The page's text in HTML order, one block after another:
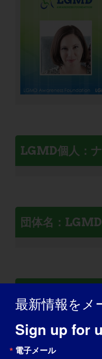
LGMD個人：
団体名：
最新情報をメ
Sign up for
電子メール